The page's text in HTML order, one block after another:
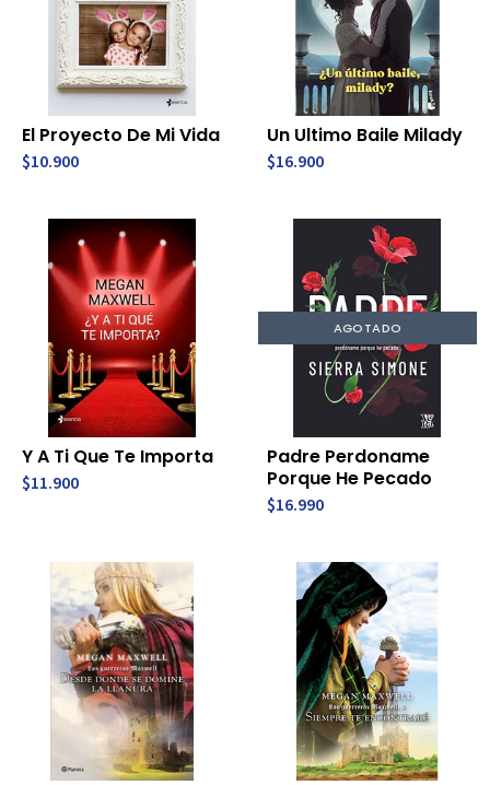
El Proyecto De Mi Vida
$10.900
Un Ultimo Baile Milady
$16.900
Y A Ti Que Te Importa
$11.900
AGOTADO
Padre Perdoname
Porque He Pecado
$16.990